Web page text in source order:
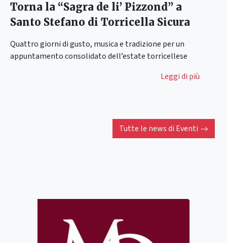
Torna la “Sagra de li’ Pizzond” a
Santo Stefano di Torricella Sicura
Quattro giorni di gusto, musica e tradizione per un
appuntamento consolidato dell’estate torricellese
Leggi di più
Tutte le news di Eventi